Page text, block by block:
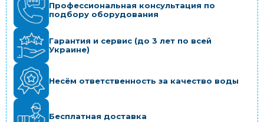
Профессиональная консультация по
подбору оборудования
Гарантия и сервис (до 3 лет по всей
Украине)
Несём ответственность за качество воды
Бесплатная доставка